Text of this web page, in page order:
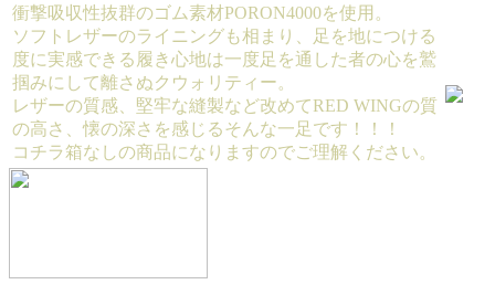
衝撃吸収性抜群のゴム素材PORON4000を使用。
ソフトレザーのライニングも相まり、足を地につける
度に実感できる履き心地は一度足を通した者の心を鷲
掴みにして離さぬクウォリティー。
レザーの質感、堅牢な縫製など改めてRED WINGの質
の高さ、懐の深さを感じるそんな一足です！！！
コチラ箱なしの商品になりますのでご理解ください。